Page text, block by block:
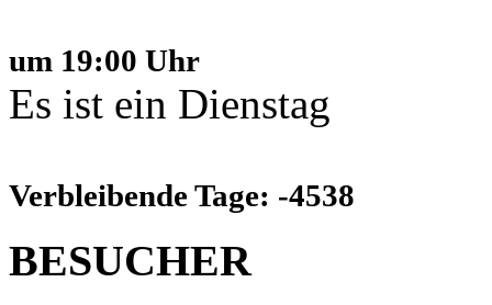
um 19:00 Uhr
Es ist ein Dienstag
Verbleibende Tage: -4538
BESUCHER